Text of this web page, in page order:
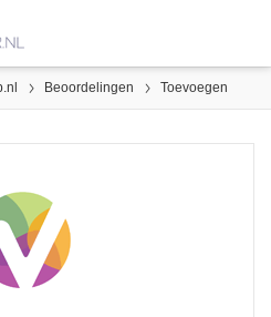
Beoordelingen Toevoegen